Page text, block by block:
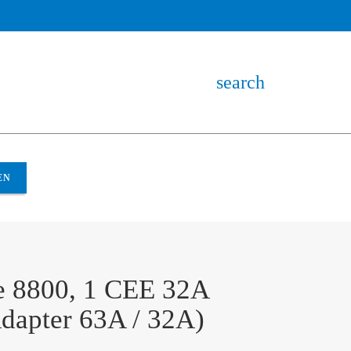
search
8800, 1 CEE 32A
63A / 32A)